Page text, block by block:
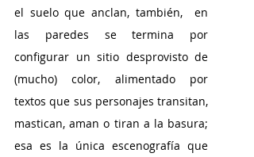
el suelo que anclan, también,  en
las paredes se termina por
configurar un sitio desprovisto de
(mucho) color, alimentado por
textos que sus personajes transitan,
mastican, aman o tiran a la basura;
esa es la única escenografía que